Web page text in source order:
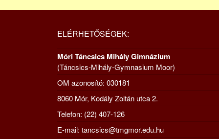
ELÉRHETŐSÉGEK:
Móri Táncsics Mihály Gimnázium
(Táncsics-Mihály-Gymnasium Moor)
OM azonosító: 030181
8060 Mór, Kodály Zoltán utca 2.
Telefon: (22) 407-126
E-mail: tancsics@tmgmor.edu.hu